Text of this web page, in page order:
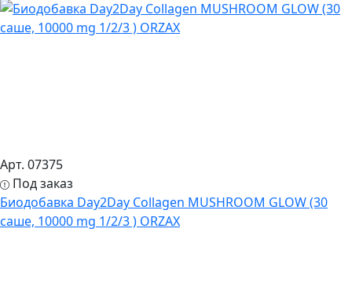
Арт. 07375
Под заказ
Биодобавка Day2Day Collagen MUSHROOM GLOW (30
саше, 10000 mg 1/2/3 ) ORZAX